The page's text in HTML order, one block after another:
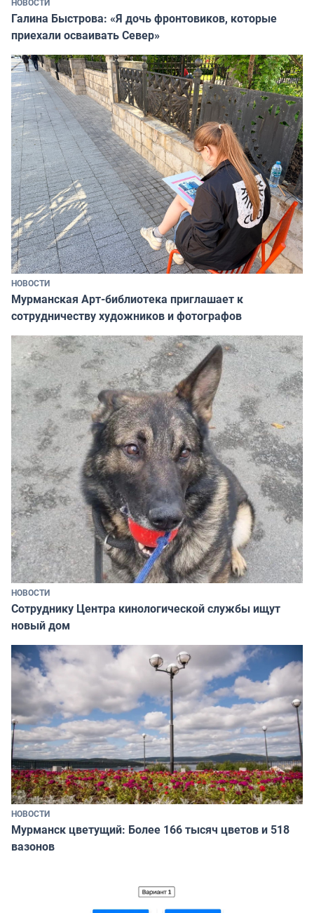
Галина Быстрова: «Я дочь фронтовиков, которые
приехали осваивать Север»
НОВОСТИ
Мурманская Арт-библиотека приглашает к
сотрудничеству художников и фотографов
НОВОСТИ
Сотруднику Центра кинологической службы ищут
новый дом
НОВОСТИ
Мурманск цветущий: Более 166 тысяч цветов и 518
вазонов